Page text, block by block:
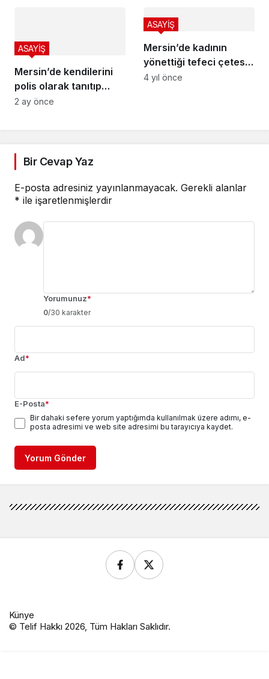
Mersin’de kendilerini
polis olarak tanıtıp
vatandaşları
ASAYİŞ
2 ay önce
Mersin’de kadının
yönettiği tefeci çetesi
çökertildi
ASAYİŞ
4 yıl önce
Bir Cevap Yaz
E-posta adresiniz yayınlanmayacak. Gerekli alanlar
* ile işaretlenmişlerdir
Yorumunuz*
0/30 karakter
Ad*
E-Posta*
Bir dahaki sefere yorum yaptığımda kullanılmak üzere adımı, e-
posta adresimi ve web site adresimi bu tarayıcıya kaydet.
Yorum Gönder
Künye
© Telif Hakkı 2026, Tüm Hakları Saklıdır.